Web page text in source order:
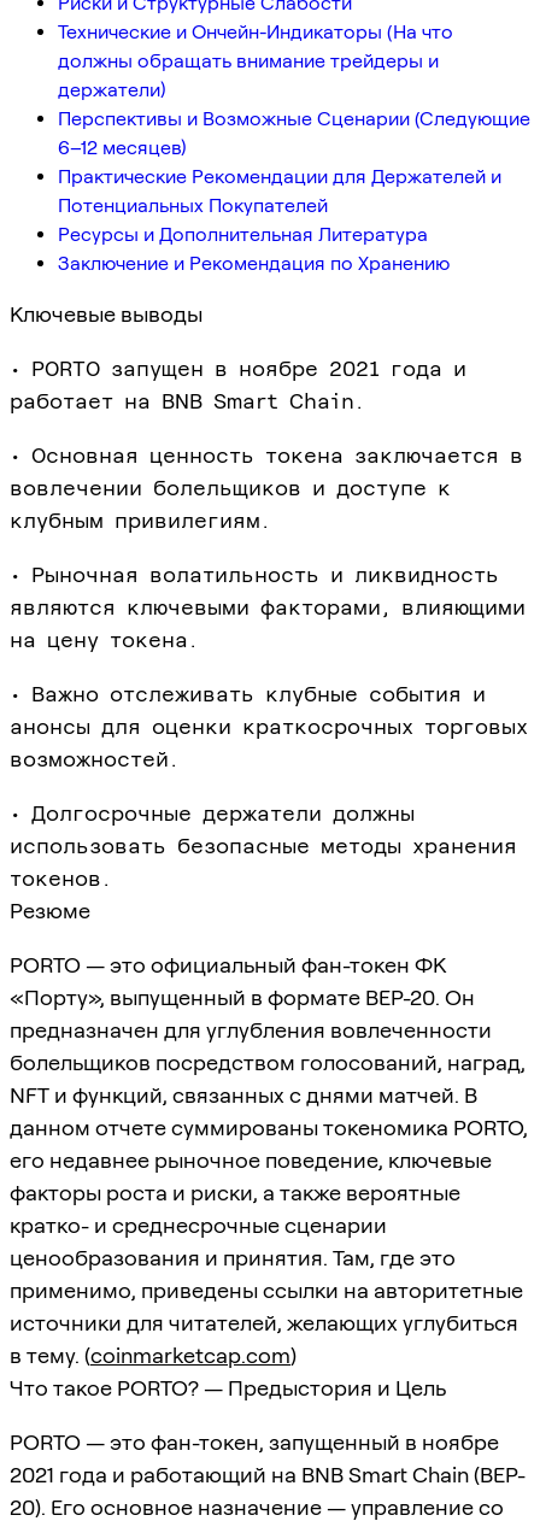
Технические и Ончейн-Индикаторы (На что
должны обращать внимание трейдеры и
держатели)
Перспективы и Возможные Сценарии (Следующие
6–12 месяцев)
Практические Рекомендации для Держателей и
Потенциальных Покупателей
Ресурсы и Дополнительная Литература
Заключение и Рекомендация по Хранению
Ключевые выводы
• PORTO запущен в ноябре 2021 года и
работает на BNB Smart Chain.
• Основная ценность токена заключается в
вовлечении болельщиков и доступе к
клубным привилегиям.
• Рыночная волатильность и ликвидность
являются ключевыми факторами, влияющими
на цену токена.
• Важно отслеживать клубные события и
анонсы для оценки краткосрочных торговых
возможностей.
• Долгосрочные держатели должны
использовать безопасные методы хранения
токенов.
Резюме
PORTO — это официальный фан-токен ФК
«Порту», выпущенный в формате BEP-20. Он
предназначен для углубления вовлеченности
болельщиков посредством голосований, наград,
NFT и функций, связанных с днями матчей. В
данном отчете суммированы токеномика PORTO,
его недавнее рыночное поведение, ключевые
факторы роста и риски, а также вероятные
кратко- и среднесрочные сценарии
ценообразования и принятия. Там, где это
применимо, приведены ссылки на авторитетные
источники для читателей, желающих углубиться
в тему. (coinmarketcap.com)
Что такое PORTO? — Предыстория и Цель
PORTO — это фан-токен, запущенный в ноябре
2021 года и работающий на BNB Smart Chain (BEP-
20). Его основное назначение — управление со